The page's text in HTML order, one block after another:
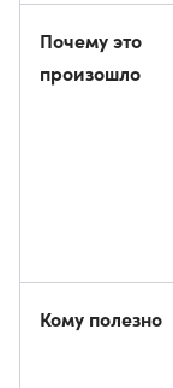
Почему это
произошло
Кому полезно